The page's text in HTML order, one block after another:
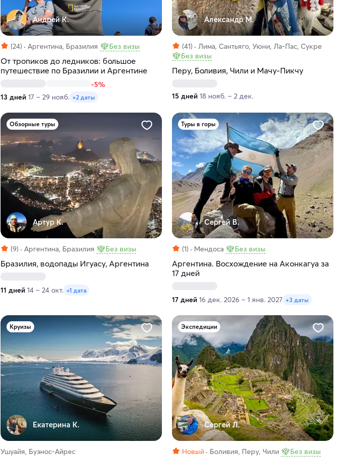
Андрей К.
(24) Аргентина, Бразилия Без визы
От тропиков до ледников: большое
путешествие по Бразилии и Аргентине
-5%
13 дней 17 – 29 нояб. +2 даты
Александр М.
(41)
Лима, Сантьяго, Уюни, Ла-Пас, Сукре
Без визы
Перу, Боливия, Чили и Мачу-Пикчу
15 дней 18 нояб. – 2 дек.
Обзорные туры
Артур К.
(9) Аргентина, Бразилия Без визы
Бразилия, водопады Игуасу, Аргентина
11 дней 14 – 24 окт. +1 дата
Туры в горы
Сергей В.
(1) Мендоса Без визы
Аргентина. Восхождение на Аконкагуа за
17 дней
17 дней 16 дек. 2026 – 1 янв. 2027 +3 даты
Круизы
Екатерина К.
Ушуайя, Буэнос-Айрес
Экспедиции
Сергей Л.
Новый Боливия, Перу, Чили Без визы